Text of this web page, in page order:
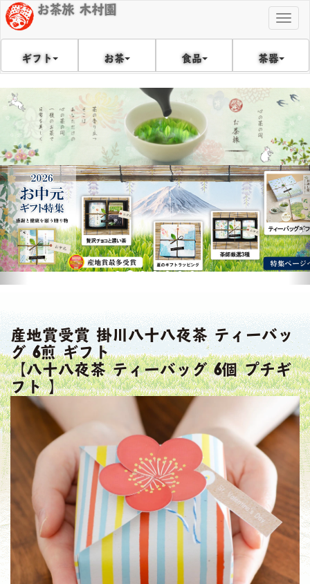
お茶旅 木村園
ギフト お茶 食品 茶器
戻
る
次
へ
産地賞受賞 掛川八十八夜茶 ティーバッ
グ 6煎 ギフト
【八十八夜茶 ティーバッグ 6個 プチギ
フト 】